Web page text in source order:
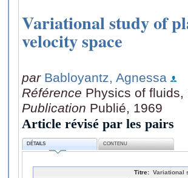
Variational study of
velocity space
par Babloyantz, Agnessa
Référence Physics of
Publication Publié, 1969
Article révisé par les pairs
DÉTAILS CONTENU
Titre: Variational